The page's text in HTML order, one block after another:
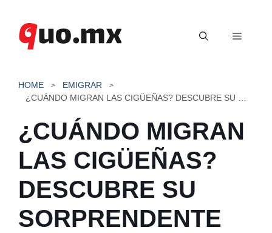
contenido
Menú
HOME
EMIGRAR
¿CUÁNDO MIGRAN
LAS CIGÜEÑAS?
DESCUBRE SU
SORPRENDENTE